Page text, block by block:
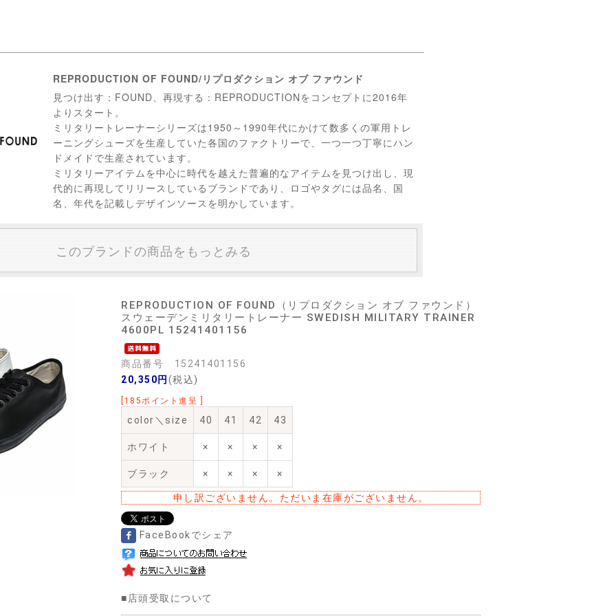
REPRODUCTION OF FOUND/リプロダクション オブ ファウンド
見つけ出す：FOUND、再現する：REPRODUCTIONをコンセプトに2016年
よりスタート。
ミリタリートレーナーシリーズは1950～1990年代にかけて数多くの軍用トレ
ーニングシューズを生産していた各国のファクトリーで、一つ一つ丁寧にハン
ドメイドで生産されています。
ミリタリーアイテムを中心に時代を越えた普遍的なアイテムを見つけ出し、現
代的に再現してリリースしているブランドであり、ロゴやタグには品名、国
名、年代を記載しデザインソースを明かしています。
このブランドの商品をもっとみる
REPRODUCTION OF FOUND（リプロダクション オブ ファウンド）
スウェーデンミリタリートレーナー SWEDISH MILITARY TRAINER
4600PL 15241401156
商品番号 15241401156
20,350円 (税込)
[185ポイント進呈 ]
color＼size 40 41 42 43
ホワイト × × × ×
ブラック × × × ×
申し訳ございません。ただいま在庫がございません。
FaceBookでシェア
■店頭受取について